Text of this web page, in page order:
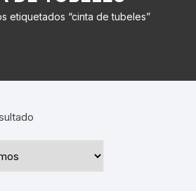
etiquetados “cinta de tubeles”